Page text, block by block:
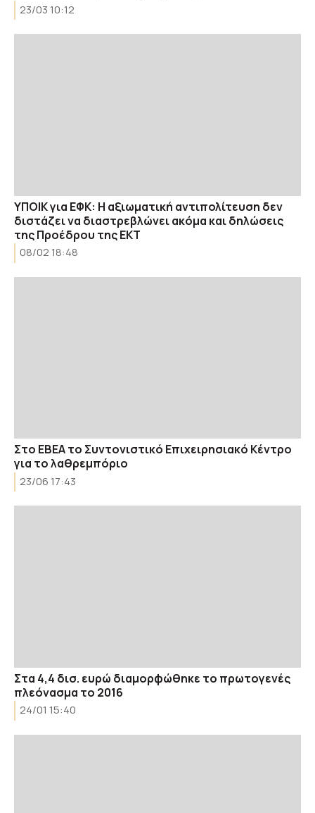
23/03 10:12
ΥΠΟΙΚ για ΕΦΚ: Η αξιωματική αντιπολίτευση δεν
διστάζει να διαστρεβλώνει ακόμα και δηλώσεις
της Προέδρου της ΕΚΤ
08/02 18:48
Στο ΕΒΕΑ το Συντονιστικό Επιχειρησιακό Κέντρο
για το λαθρεμπόριο
23/06 17:43
Στα 4,4 δισ. ευρώ διαμορφώθηκε το πρωτογενές
πλεόνασμα το 2016
24/01 15:40